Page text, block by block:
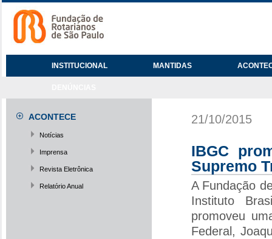
INSTITUCIONAL MANTIDAS
ACONTECE
Notícias
Imprensa
Revista Eletrônica
Relatório Anual
21/10/2015
IBGC
Supremo
A Fundação
Instituto
promoveu
Federal,